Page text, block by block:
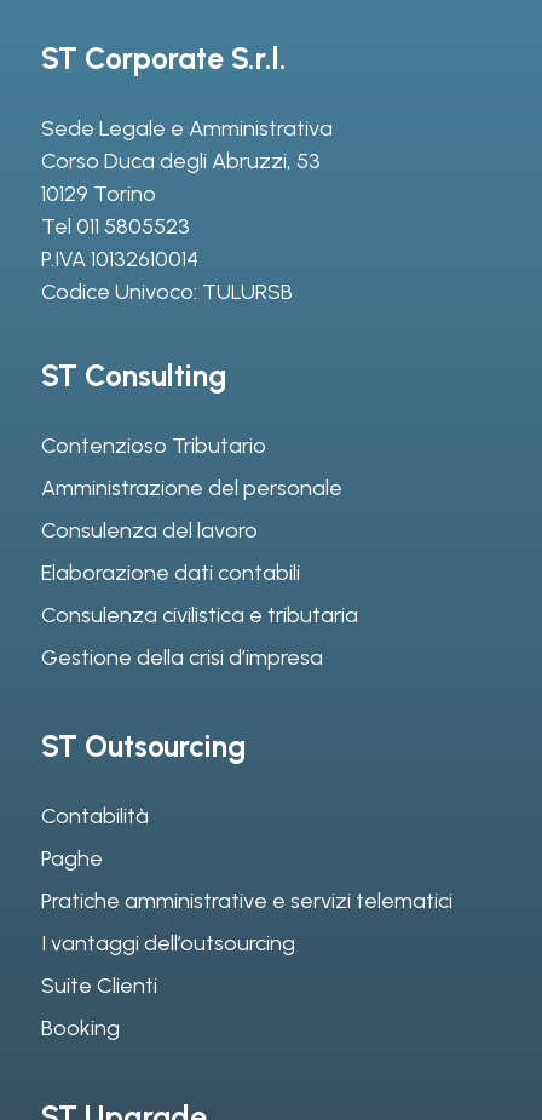
ST Corporate S.r.l.
Sede Legale e Amministrativa
Corso Duca degli Abruzzi, 53
10129 Torino
Tel 011 5805523
P.IVA 10132610014
Codice Univoco: TULURSB
ST Consulting
Contenzioso Tributario
Amministrazione del personale
Consulenza del lavoro
Elaborazione dati contabili
Consulenza civilistica e tributaria
Gestione della crisi d’impresa
ST Outsourcing
Contabilità
Paghe
Pratiche amministrative e servizi telematici
I vantaggi dell’outsourcing
Suite Clienti
Booking